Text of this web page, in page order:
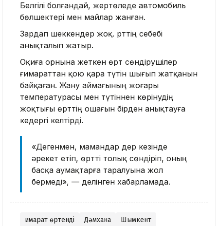
Белгілі болғандай, жертөледе автомобиль
бөлшектері мен майлар жанған.
Зардап шеккендер жоқ. Өрттің себебі
анықталып жатыр.
Оқиға орнына жеткен өрт сөндірушілер
ғимараттан қою қара түтін шығып жатқанын
байқаған. Жану аймағының жоғары
температурасы мен түтіннен көрінудің
жоқтығы өрттің ошағын бірден анықтауға
кедергі келтірді.
«Дегенмен, мамандар дер кезінде
әрекет етіп, өртті толық сөндіріп, оның
басқа аумақтарға таралуына жол
бермеді», — делінген хабарламада.
Ғимарат өртенді Дәмхана Шымкент